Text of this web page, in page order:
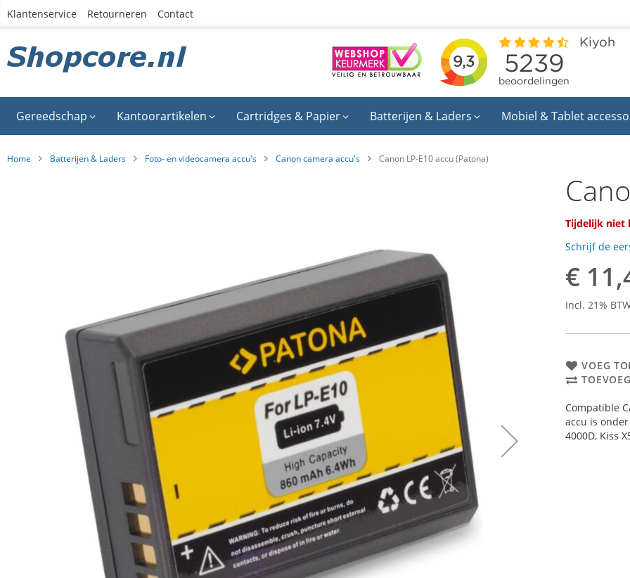
Ga
inhoud
Klantenservice Retourneren Contact
Gereedschap Kantoorartikelen Cartridges & Papier Batterijen & Laders Mobiel & Tablet
Home Batterijen & Laders Foto- en videocamera accu's Canon camera accu's Canon LP-E10 accu (Patona)
Tijdelijk niet
Schrijf de
€
Incl. 21%
VOEG
Compatible
accu is onder
4000D, Kiss